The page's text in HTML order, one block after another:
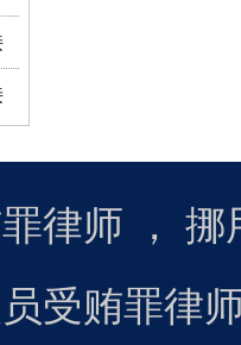
律师 ，
挪
受贿罪律